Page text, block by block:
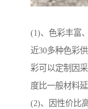
(1)、色彩丰富
近30多种色彩
彩可以定制因
度比一般材料
(2)、因性价比